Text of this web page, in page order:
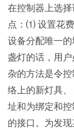
在控制器上选
点：⑴ 设置花
设备分配唯一
盏灯的话，用
杂的方法是令
络上的新灯具
址和为绑定和
的接口。为发